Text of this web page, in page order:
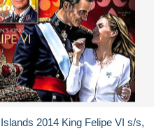
2014 King Felipe VI s/s,